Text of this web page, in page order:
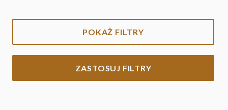
POKAŻ FILTRY
ZASTOSUJ FILTRY